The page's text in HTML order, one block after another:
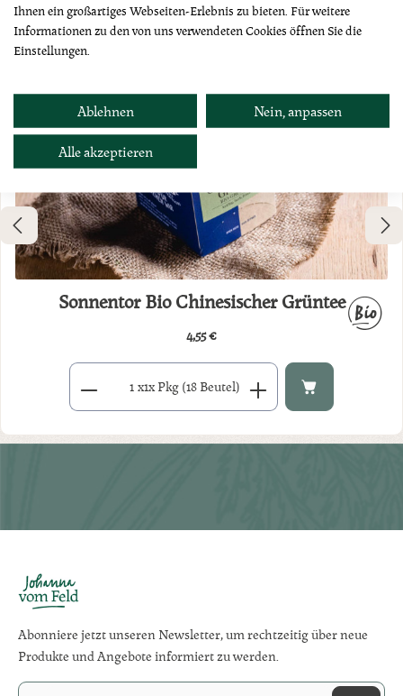
Ihnen ein großartiges Webseiten-Erlebnis zu bieten. Für weitere
Informationen zu den von uns verwendeten Cookies öffnen Sie die
Einstellungen.
Ablehnen Nein, anpassen
Alle akzeptieren
Sonnentor Bio Chinesischer Grüntee
Regulärer Preis:
4,55 €
Produkt Anzahl: Gib den gewünschten Wert ein oder benutze
x1x Pkg (18 Beutel)
Abonniere jetzt unseren Newsletter, um rechtzeitig über neue
Produkte und Angebote informiert zu werden.
E-Mail-Adresse*